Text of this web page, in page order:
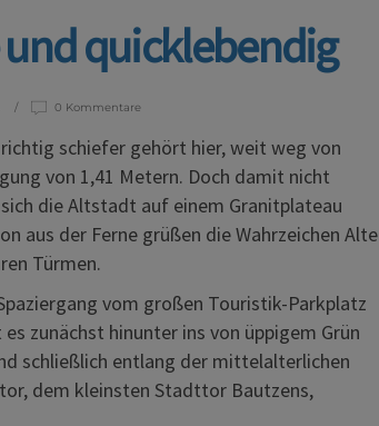
und quicklebendig
0 Kommentare
schiefer gehört hier, weit weg von
von 1,41 Metern. Doch damit nicht
die Altstadt auf einem Granitplateau
aus der Ferne grüßen die Wahrzeichen Alte
Türmen.
vom großen Touristik-Parkplatz
zunächst hinunter ins von üppigem Grün
schließlich entlang der mittelalterlichen
dem kleinsten Stadttor Bautzens,